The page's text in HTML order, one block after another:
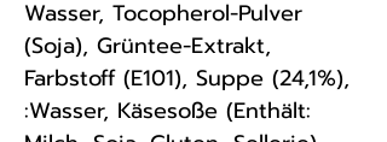
Wasser, Tocopherol-Pulver
(Soja), Grüntee-Extrakt,
Farbstoff (E101), Suppe (24,1%),
:Wasser, Käsesoße (Enthält: